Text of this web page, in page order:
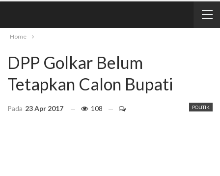
Home
DPP Golkar Belum
Tetapkan Calon Bupati
POLITIK
Pada 23 Apr 2017 108